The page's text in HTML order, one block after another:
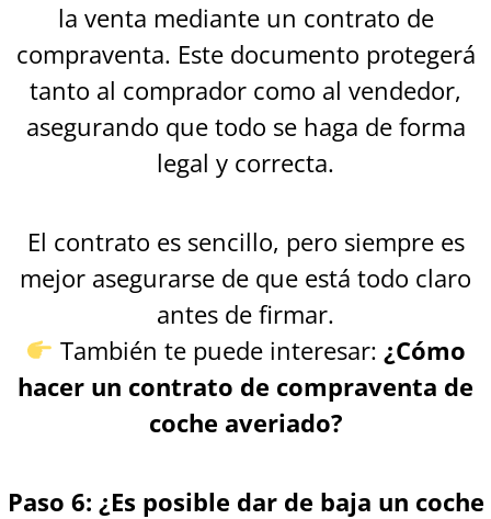
la venta mediante un contrato de
compraventa. Este documento protegerá
tanto al comprador como al vendedor,
asegurando que todo se haga de forma
legal y correcta.
El contrato es sencillo, pero siempre es
mejor asegurarse de que está todo claro
antes de firmar.
También te puede interesar: ¿Cómo
hacer un contrato de compraventa de
coche averiado?
Paso 6: ¿Es posible dar de baja un coche